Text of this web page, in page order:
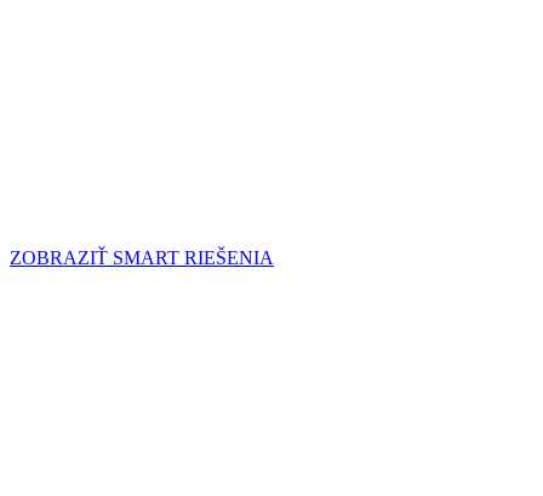
ZOBRAZIŤ SMART RIEŠENIA